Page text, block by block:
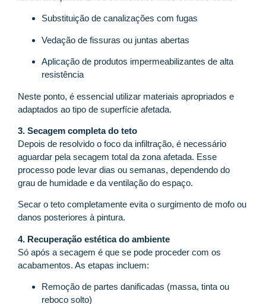
Substituição de canalizações com fugas
Vedação de fissuras ou juntas abertas
Aplicação de produtos impermeabilizantes de alta
resistência
Neste ponto, é essencial utilizar materiais apropriados e
adaptados ao tipo de superfície afetada.
3. Secagem completa do teto
Depois de resolvido o foco da infiltração, é necessário
aguardar pela secagem total da zona afetada. Esse
processo pode levar dias ou semanas, dependendo do
grau de humidade e da ventilação do espaço.
Secar o teto completamente evita o surgimento de mofo ou
danos posteriores à pintura.
4. Recuperação estética do ambiente
Só após a secagem é que se pode proceder com os
acabamentos. As etapas incluem:
Remoção de partes danificadas (massa, tinta ou
reboco solto)